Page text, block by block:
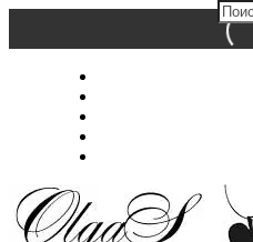
содержимому